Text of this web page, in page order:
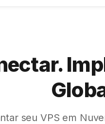
seu VPS em